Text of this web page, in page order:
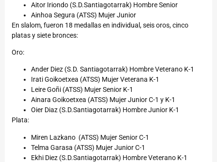
Aitor Iriondo (S.D.Santiagotarrak) Hombre Senior
Ainhoa Segura (ATSS) Mujer Junior
En slalom, fueron 18 medallas en individual, seis oros, cinco
platas y siete bronces:
Oro:
Ander Diez (S.D. Santiagotarrak) Hombre Veterano K-1
Irati Goikoetxea (ATSS) Mujer Veterana K-1
Leire Goñi (ATSS) Mujer Senior K-1
Ainara Goikoetxea (ATSS) Mujer Junior C-1 y K-1
Oier Diaz (S.D.Santiagotarrak) Hombre Junior K-1
Plata:
Miren Lazkano (ATSS) Mujer Senior C-1
Telma Garasa (ATSS) Mujer Junior C-1
Ekhi Diez (S.D.Santiagotarrak) Hombre Veterano K-1